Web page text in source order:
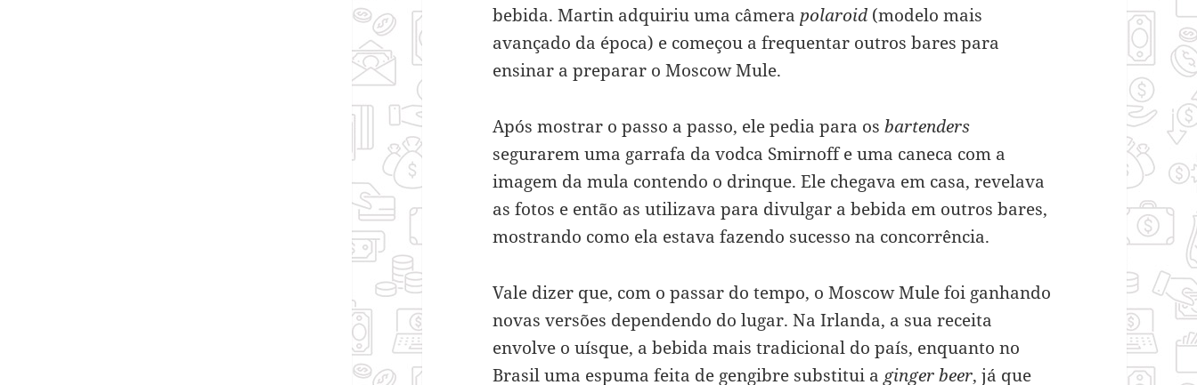
bebida. Martin adquiriu uma câmera polaroid (modelo mais
avançado da época) e começou a frequentar outros bares para
ensinar a preparar o Moscow Mule.
Após mostrar o passo a passo, ele pedia para osbartenders
segurarem uma garrafa da vodca Smirnoff e uma caneca com a
imagem da mula contendo o drinque. Ele chegava em casa, revelava
as fotos e então as utilizava para divulgar a bebida em outros bares,
mostrando como ela estava fazendo sucesso na concorrência.
Vale dizer que, com o passar do tempo, o Moscow Mule foi ganhando
novas versões dependendo do lugar. Na Irlanda, a sua receita
envolve o uísque, a bebida mais tradicional do país, enquanto no
Brasil uma espuma feita de gengibre substitui a ginger beer, já que